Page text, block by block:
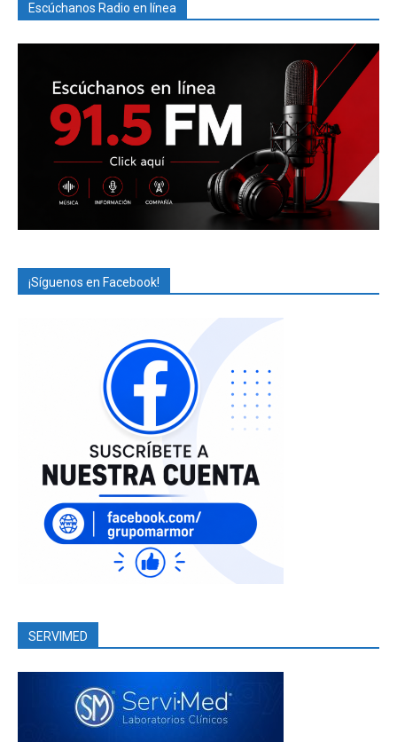
Escúchanos Radio en línea
¡Síguenos en Facebook!
SERVIMED